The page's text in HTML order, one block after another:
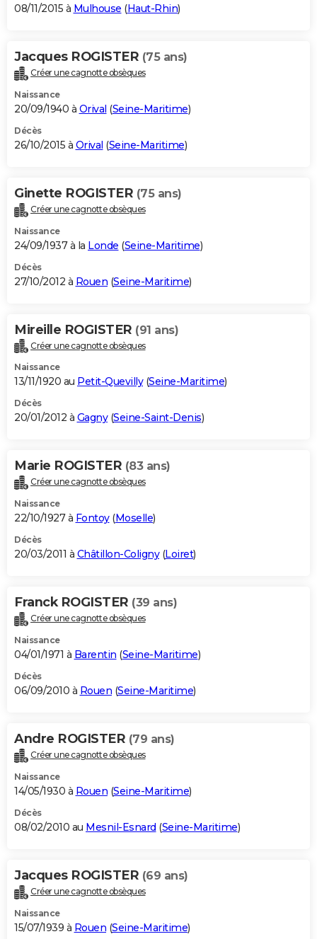
08/11/2015 à Mulhouse (Haut-Rhin)
Jacques ROGISTER (75 ans)
Créer une cagnotte obsèques
Naissance
20/09/1940 à Orival (Seine-Maritime)
Décès
26/10/2015 à Orival (Seine-Maritime)
Ginette ROGISTER (75 ans)
Créer une cagnotte obsèques
Naissance
24/09/1937 à la Londe (Seine-Maritime)
Décès
27/10/2012 à Rouen (Seine-Maritime)
Mireille ROGISTER (91 ans)
Créer une cagnotte obsèques
Naissance
13/11/1920 au Petit-Quevilly(Seine-Maritime)
Décès
20/01/2012 à Gagny(Seine-Saint-Denis)
Marie ROGISTER (83 ans)
Créer une cagnotte obsèques
Naissance
22/10/1927 à Fontoy(Moselle)
Décès
20/03/2011 à Châtillon-Coligny(Loiret)
Franck ROGISTER (39 ans)
Créer une cagnotte obsèques
Naissance
04/01/1971 à Barentin (Seine-Maritime)
Décès
06/09/2010 à Rouen (Seine-Maritime)
Andre ROGISTER (79 ans)
Créer une cagnotte obsèques
Naissance
14/05/1930 à Rouen (Seine-Maritime)
Décès
08/02/2010 au Mesnil-Esnard (Seine-Maritime)
Jacques ROGISTER (69 ans)
Créer une cagnotte obsèques
Naissance
15/07/1939 à Rouen (Seine-Maritime)